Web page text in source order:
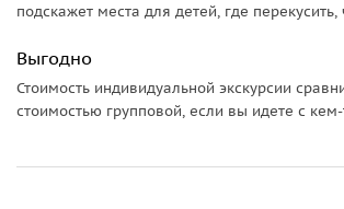
подскажет места для детей, где перекусить,
Выгодно
Стоимость индивидуальной экскурсии
стоимостью групповой, если вы идете с